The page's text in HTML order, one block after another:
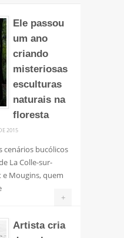
Ele passou
um ano
criando
misteriosas
esculturas
naturais na
floresta
2015
cenários bucólicos
La Colle-sur-
Mougins, quem
+
Artista cria